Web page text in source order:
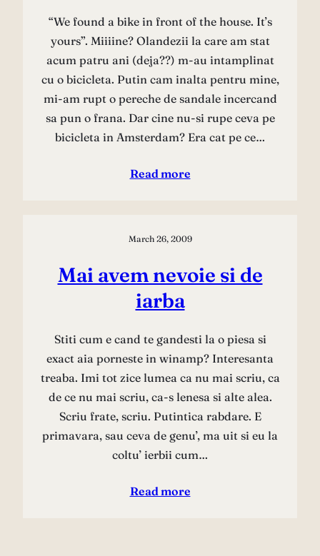
“We found a bike in front of the house. It’s
yours”. Miiiine? Olandezii la care am stat
acum patru ani (deja??) m-au intamplinat
cu o bicicleta. Putin cam inalta pentru mine,
mi-am rupt o pereche de sandale incercand
sa pun o frana. Dar cine nu-si rupe ceva pe
bicicleta in Amsterdam? Era cat pe ce…
Read more
March 26, 2009
Mai avem nevoie si de
iarba
Stiti cum e cand te gandesti la o piesa si
exact aia porneste in winamp? Interesanta
treaba. Imi tot zice lumea ca nu mai scriu, ca
de ce nu mai scriu, ca-s lenesa si alte alea.
Scriu frate, scriu. Putintica rabdare. E
primavara, sau ceva de genu’, ma uit si eu la
coltu’ ierbii cum…
Read more